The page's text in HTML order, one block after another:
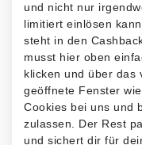
und nicht nur
limitiert einlösen
steht in den
musst hier oben
klicken und über das
geöffnete Fenster
Cookies bei uns und
zulassen. Der Rest
und sichert dir für